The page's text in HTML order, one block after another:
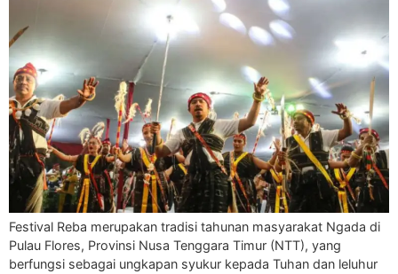
Festival Reba merupakan tradisi tahunan masyarakat Ngada di
Pulau Flores, Provinsi Nusa Tenggara Timur (NTT), yang
berfungsi sebagai ungkapan syukur kepada Tuhan dan leluhur